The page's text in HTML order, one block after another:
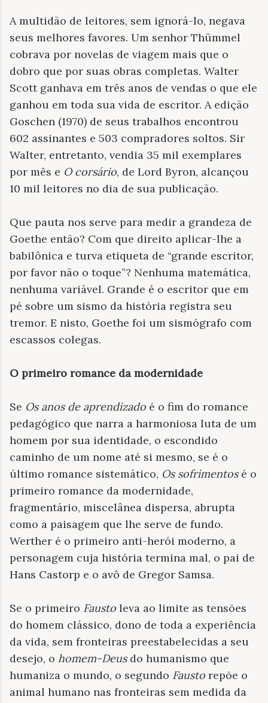
A multidão de leitores, sem ignorá-lo, negava
seus melhores favores. Um senhor Thümmel
cobrava por novelas de viagem mais que o
dobro que por suas obras completas. Walter
Scott ganhava em três anos de vendas o que ele
ganhou em toda sua vida de escritor. A edição
Goschen (1970) de seus trabalhos encontrou
602 assinantes e 503 compradores soltos. Sir
Walter, entretanto, vendia 35 mil exemplares
por mês e O corsário, de Lord Byron, alcançou
10 mil leitores no dia de sua publicação.
Que pauta nos serve para medir a grandeza de
Goethe então? Com que direito aplicar-lhe a
babilônica e turva etiqueta de “grande escritor,
por favor não o toque”? Nenhuma matemática,
nenhuma variável. Grande é o escritor que em
pé sobre um sismo da história registra seu
tremor. E nisto, Goethe foi um sismógrafo com
escassos colegas.
O primeiro romance da modernidade
Se Os anos de aprendizado é o fim do romance
pedagógico que narra a harmoniosa luta de um
homem por sua identidade, o escondido
caminho de um nome até si mesmo, se é o
último romance sistemático, Os sofrimentos é o
primeiro romance da modernidade,
fragmentário, miscelânea dispersa, abrupta
como a paisagem que lhe serve de fundo.
Werther é o primeiro anti-herói moderno, a
personagem cuja história termina mal, o pai de
Hans Castorp e o avô de Gregor Samsa.
Se o primeiro Fausto leva ao limite as tensões
do homem clássico, dono de toda a experiência
da vida, sem fronteiras preestabelecidas a seu
desejo, o homem-Deus do humanismo que
humaniza o mundo, o segundo Fausto repõe o
animal humano nas fronteiras sem medida da